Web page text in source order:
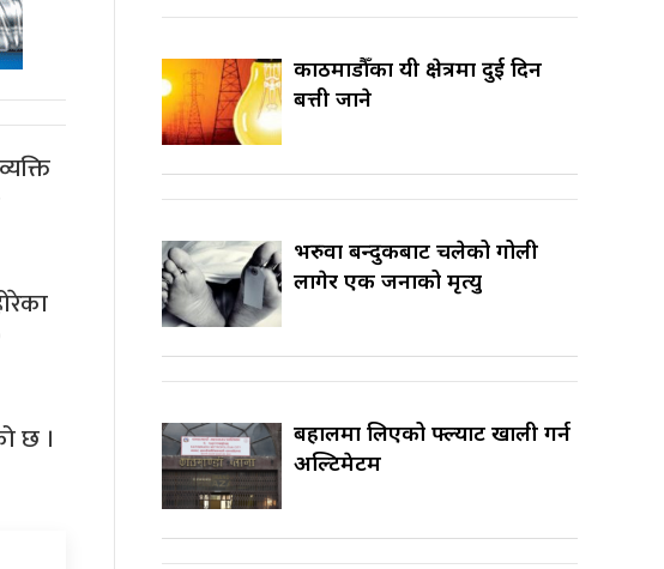
छ ।
काठमाडौँका यी क्षेत्रमा दुई दिन
बत्ती जाने
भरुवा बन्दुकबाट चलेको गोली
लागेर एक जनाको मृत्यु
बहालमा लिएको फ्ल्याट खाली गर्न
अल्टिमेटम